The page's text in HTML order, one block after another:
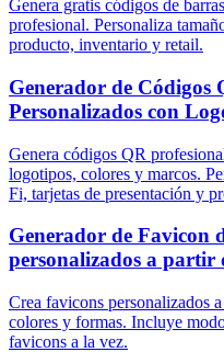
Genera gratis códigos de
profesional. Personaliza
producto, inventario y retail.
Generador de Códigos
Personalizados con
Genera códigos QR
logotipos, colores y marcos.
Fi, tarjetas de presentación y
Generador de Favicon
personalizados a partir
Crea favicons personalizados
colores y formas. Incluye
favicons a la vez.